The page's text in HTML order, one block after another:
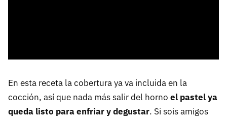
En esta receta la cobertura ya va incluida en la
cocción, así que nada más salir del horno el pastel ya
queda listo para enfriar y degustar. Si sois amigos